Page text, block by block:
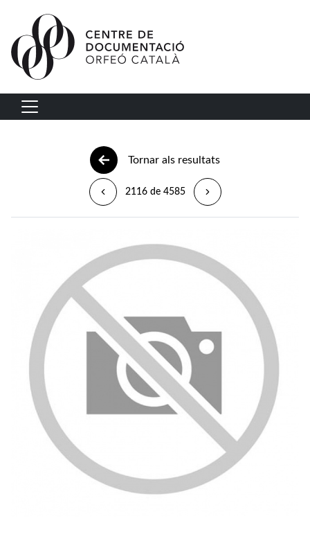
Vés al contingut
Navegació principal
Tornar als resultats
2116 de 4585